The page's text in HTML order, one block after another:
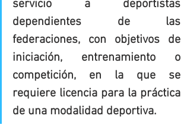
servicio a deportistas
dependientes de las
federaciones, con objetivos de
iniciación, entrenamiento o
competición, en la que se
requiere licencia para la práctica
de una modalidad deportiva.